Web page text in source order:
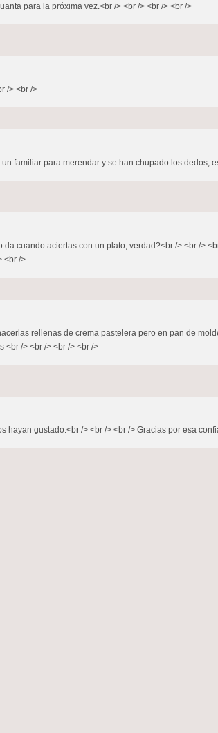
para la próxima vez.<br /> <br /> <br /> <br />
/> <br />
familiar para merendar y se han chupado los dedos,
da cuando aciertas con un plato, verdad?<br /> <br />
<br />
rellenas de crema pastelera pero en pan de
<br /> <br /> <br /> <br />
hayan gustado.<br /> <br /> <br /> Gracias por esa